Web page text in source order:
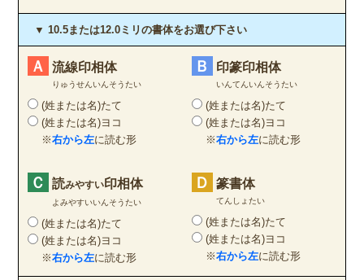
▼ 10.5または12.0ミリの書体をお選び下さい
Ａ 流線印相体
りゅうせんいんそうたい
(姓または名)たて
(姓または名)ヨコ
※右から左に読む形
Ｃ 読みやすい印相体
よみやすいいんそうたい
(姓または名)たて
(姓または名)ヨコ
※右から左に読む形
Ｂ 印篆印相体
いんてんいんそうたい
(姓または名)たて
(姓または名)ヨコ
※右から左に読む形
Ｄ 篆書体
てんしょたい
(姓または名)たて
(姓または名)ヨコ
※右から左に読む形